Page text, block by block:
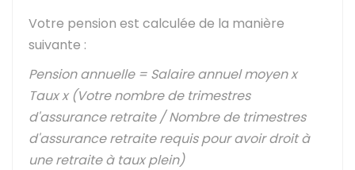
Votre pension est calculée de la manière
suivante :
Pension annuelle = Salaire annuel moyen x
Taux x (Votre nombre de trimestres
d'assurance retraite / Nombre de trimestres
d'assurance retraite requis pour avoir droit à
une retraite à taux plein)